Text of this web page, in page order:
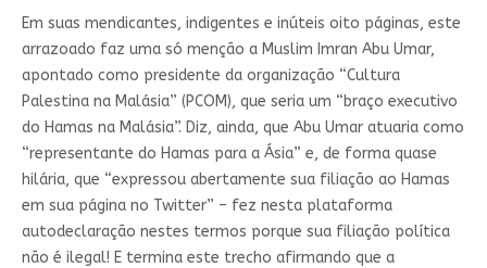
Em suas mendicantes, indigentes e inúteis oito páginas, este
arrazoado faz uma só menção a Muslim Imran Abu Umar,
apontado como presidente da organização “Cultura
Palestina na Malásia” (PCOM), que seria um “braço executivo
do Hamas na Malásia”. Diz, ainda, que Abu Umar atuaria como
“representante do Hamas para a Ásia” e, de forma quase
hilária, que “expressou abertamente sua filiação ao Hamas
em sua página no Twitter” – fez nesta plataforma
autodeclaração nestes termos porque sua filiação política
não é ilegal! E termina este trecho afirmando que a